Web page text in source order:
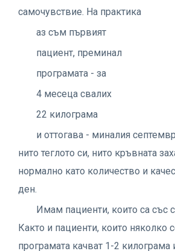
самочувствие. На практика
аз съм първият
пациент, преминал
програмата - за
4 месеца свалих
22 килограма
и оттогава - миналия
нито теглото си, нито кръвната
нормално като количество и
ден.
Имам пациенти, които са със
Както и пациенти, които няколко
програмата качват 1-2 килограма